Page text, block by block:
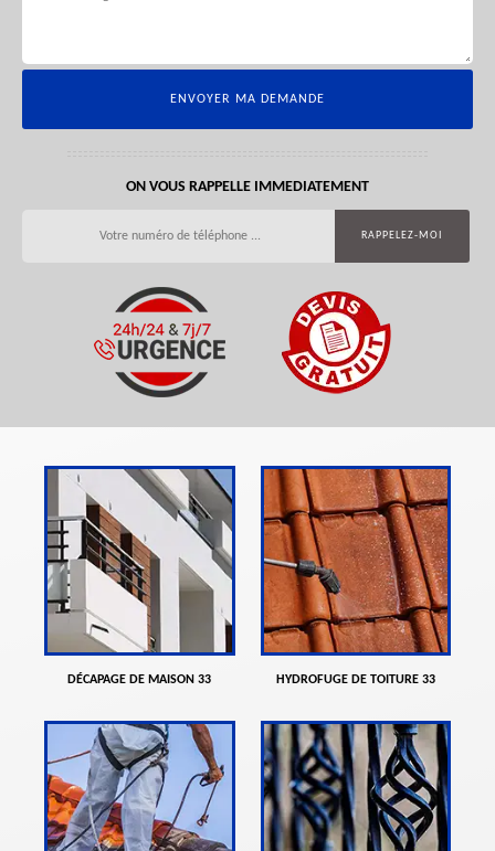
ON VOUS RAPPELLE IMMEDIATEMENT
DÉCAPAGE DE MAISON 33 HYDROFUGE DE TOITURE 33